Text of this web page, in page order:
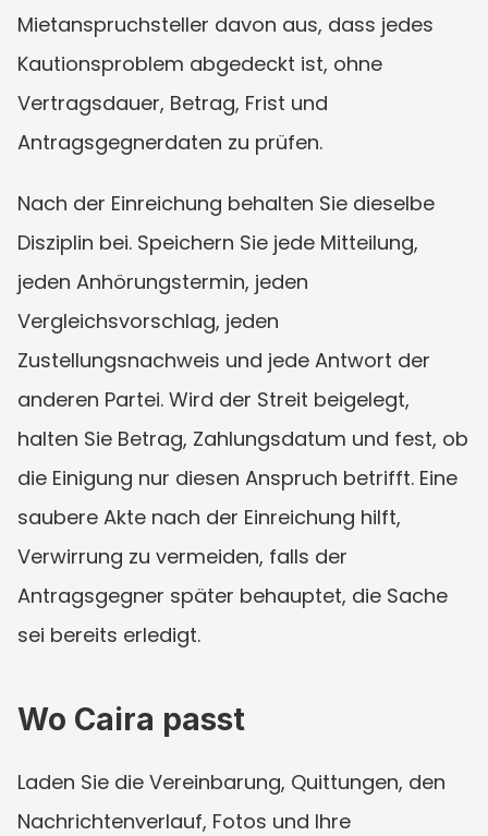
Mietanspruchsteller davon aus, dass jedes
Kautionsproblem abgedeckt ist, ohne
Vertragsdauer, Betrag, Frist und
Antragsgegnerdaten zu prüfen.
Nach der Einreichung behalten Sie dieselbe
Disziplin bei. Speichern Sie jede Mitteilung,
jeden Anhörungstermin, jeden
Vergleichsvorschlag, jeden
Zustellungsnachweis und jede Antwort der
anderen Partei. Wird der Streit beigelegt,
halten Sie Betrag, Zahlungsdatum und fest, ob
die Einigung nur diesen Anspruch betrifft. Eine
saubere Akte nach der Einreichung hilft,
Verwirrung zu vermeiden, falls der
Antragsgegner später behauptet, die Sache
sei bereits erledigt.
Wo Caira passt
Laden Sie die Vereinbarung, Quittungen, den
Nachrichtenverlauf, Fotos und Ihre